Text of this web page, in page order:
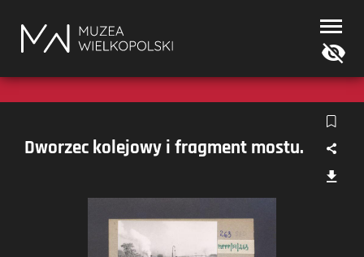
Muzea
Wielkopolski
Dworzec kolejowy i fragment mostu.